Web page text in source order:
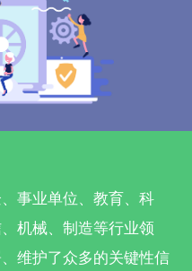
事业单位、教育、科
机械、制造等行业领
维护了众多的关键性信